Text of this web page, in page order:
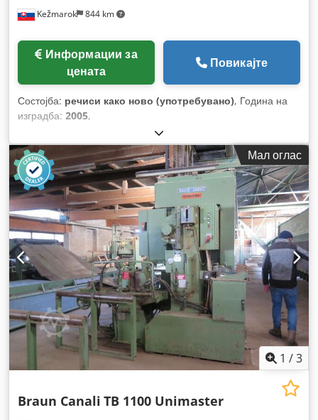
Kežmarok 844 km
цената
Повикајте
Состојба: речиси како ново (употребувано), Година на
изградба: 2005,
Мал оглас
1 /3
Braun Canali TB 1100 Unimaster